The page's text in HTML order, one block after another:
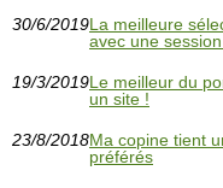
30/6/2019La meilleure
avec une
19/3/2019Le meilleur du
un site !
23/8/2018Ma copine tient
préférés